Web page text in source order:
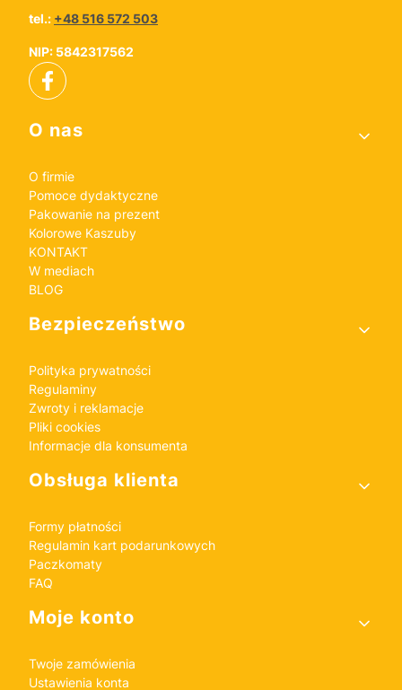
tel.: +48 516 572 503
NIP: 5842317562
Linki w stopce
O nas
O firmie
Pomoce dydaktyczne
Pakowanie na prezent
Kolorowe Kaszuby
KONTAKT
W mediach
BLOG
Bezpieczeństwo
Polityka prywatności
Regulaminy
Zwroty i reklamacje
Pliki cookies
Informacje dla konsumenta
Obsługa klienta
Formy płatności
Regulamin kart podarunkowych
Paczkomaty
FAQ
Moje konto
Twoje zamówienia
Ustawienia konta